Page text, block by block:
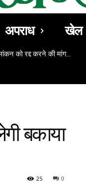
अपराध खेल
को रद्द करने की मांग…
बकाया
0
25